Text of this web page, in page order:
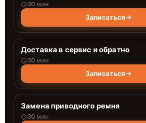
30 мин
Записаться
Доставка в сервис и обратно
30 мин
Записаться
Замена приводного ремня
30 мин